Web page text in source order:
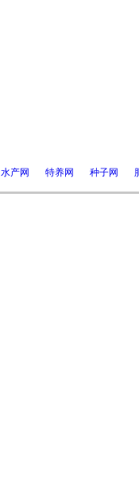
水产网 特养网 种子网